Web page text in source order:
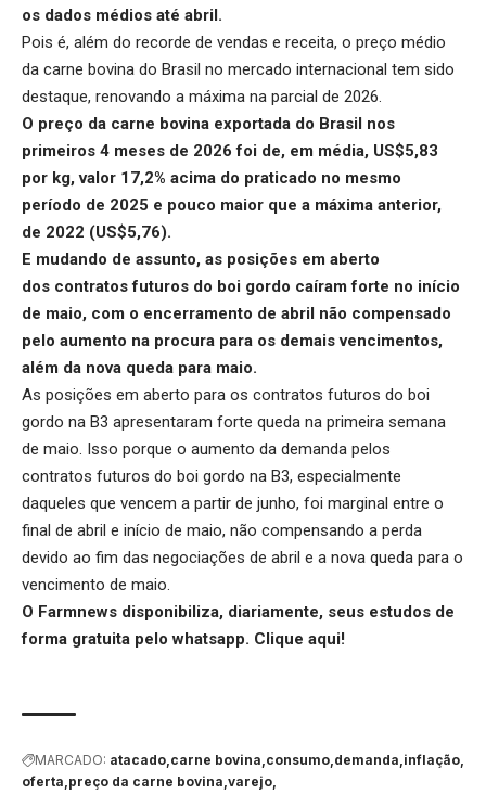
os dados médios até abril.
Pois é, além do recorde de vendas e receita, o preço médio
da carne bovina do Brasil no mercado internacional tem sido
destaque, renovando a máxima na parcial de 2026.
O preço da carne bovina exportada do Brasil nos
primeiros 4 meses de 2026 foi de, em média, US$5,83
por kg, valor 17,2% acima do praticado no mesmo
período de 2025 e pouco maior que a máxima anterior,
de 2022 (US$5,76).
E mudando de assunto, as posições em aberto
dos contratos futuros do boi gordo caíram forte no início
de maio, com o encerramento de abril não compensado
pelo aumento na procura para os demais vencimentos,
além da nova queda para maio.
As posições em aberto para os contratos futuros do boi
gordo na B3 apresentaram forte queda na primeira semana
de maio. Isso porque o aumento da demanda pelos
contratos futuros do boi gordo na B3, especialmente
daqueles que vencem a partir de junho, foi marginal entre o
final de abril e início de maio, não compensando a perda
devido ao fim das negociações de abril e a nova queda para o
vencimento de maio.
O Farmnews disponibiliza, diariamente, seus estudos de
forma gratuita pelo whatsapp. Clique aqui!
MARCADO: atacado carne bovina consumo demanda inflação
oferta preço da carne bovina varejo